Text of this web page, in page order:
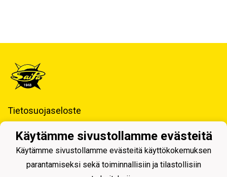
Tietosuojaseloste
Saimaan Pallo - SaiPa ry
Käynti- ja postiosoite ja Laskutustiedot
Käytämme sivustollamme evästeitä
Käytämme sivustollamme evästeitä käyttökokemuksen
parantamiseksi sekä toiminnallisiin ja tilastollisiin